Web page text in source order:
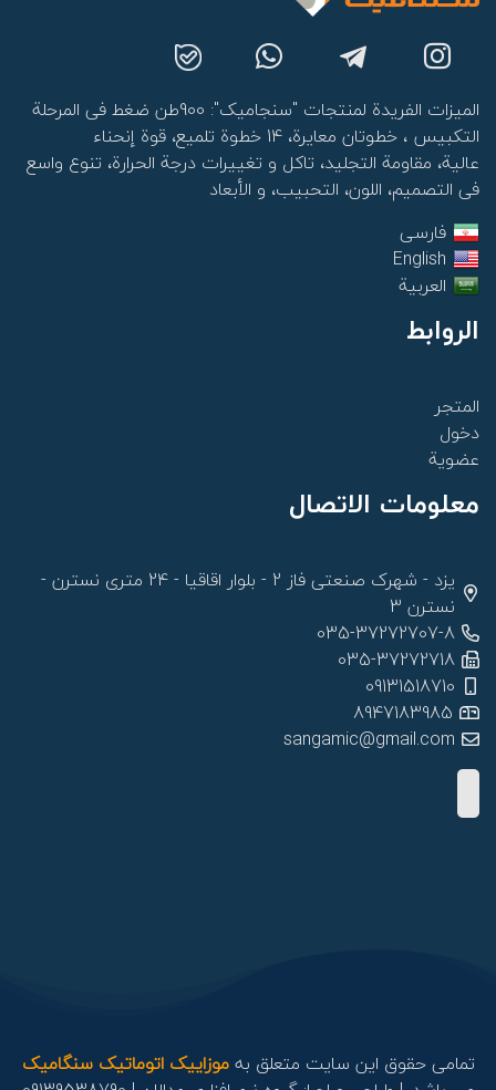
المیزات الفريدة لمنتجات "سنجامیک": 900طن ضغط فی المرحلة
التکبیس ، خطوتان معایرة، 14 خطوة تلمیع،
قوة إنحناء
عالیة، مقاومة التجلید، تاکل و تغییرات درجة الحرارة، تنوع واسع
فی التصمیم، اللون، التحبیب، و الأبعاد
فارسى
English
العربية
الروابط
المتجر
دخول
عضویة
معلومات الاتصال
یزد - شهرک صنعتی فاز 2 - بلوار اقاقیا - 24 متری نسترن -
نسترن 3
035-37272707-8
035-37272718
09131518710
8947183985
sangamic@gmail.com
تمامی حقوق این سایت متعلق بهموزاییک اتوماتیک سنگامیک